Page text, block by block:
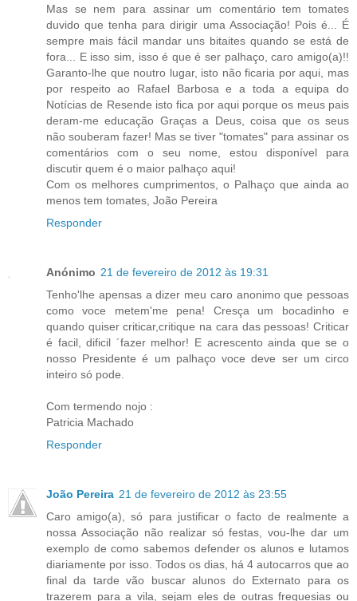
Mas se nem para assinar um comentário tem tomates
duvido que tenha para dirigir uma Associação! Pois é... É
sempre mais fácil mandar uns bitaites quando se está de
fora... E isso sim, isso é que é ser palhaço, caro amigo(a)!!
Garanto-lhe que noutro lugar, isto não ficaria por aqui, mas
por respeito ao Rafael Barbosa e a toda a equipa do
Notícias de Resende isto fica por aqui porque os meus pais
deram-me educação Graças a Deus, coisa que os seus
não souberam fazer! Mas se tiver "tomates" para assinar os
comentários com o seu nome, estou disponível para
discutir quem é o maior palhaço aqui!
Com os melhores cumprimentos, o Palhaço que ainda ao
menos tem tomates, João Pereira
Responder
Anónimo 21 de fevereiro de 2012 às 19:31
Tenho'lhe apensas a dizer meu caro anonimo que pessoas
como voce metem'me pena! Cresça um bocadinho e
quando quiser criticar,critique na cara das pessoas! Criticar
é facil, dificil ´fazer melhor! E acrescento ainda que se o
nosso Presidente é um palhaço voce deve ser um circo
inteiro só pode.
Com termendo nojo :
Patricia Machado
Responder
João Pereira 21 de fevereiro de 2012 às 23:55
Caro amigo(a), só para justificar o facto de realmente a
nossa Associação não realizar só festas, vou-lhe dar um
exemplo de como sabemos defender os alunos e lutamos
diariamente por isso. Todos os dias, há 4 autocarros que ao
final da tarde vão buscar alunos do Externato para os
trazerem para a vila, sejam eles de outras freguesias ou